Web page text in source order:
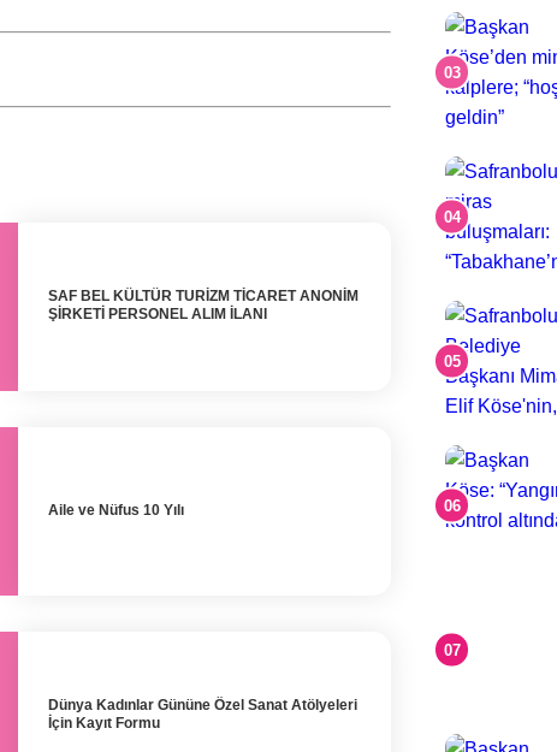
SAF BEL KÜLTÜR TURİZM TİCARET ANONİM
ŞİRKETİ PERSONEL ALIM İLANI
Aile ve Nüfus 10 Yılı
Dünya Kadınlar Gününe Özel Sanat Atölyeleri
İçin Kayıt Formu